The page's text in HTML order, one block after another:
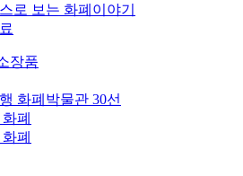
로 보는 화폐이야기
장품
화폐박물관 30선
폐
폐